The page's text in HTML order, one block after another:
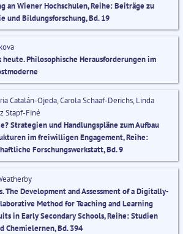
an Wiener Hochschulen, Reihe: Beiträge zu
und Bildungsforschung, Bd. 19
Philosophische Herausforderungen im
Catalán-Ojeda, Carola Schaaf-Derichs, Linda
Stapf-Finé
Strategien und Handlungspläne zum Aufbau
im freiwilligen Engagement, Reihe:
Forschungswerkstatt, Bd. 9
The Development and Assessment of a Digitally-
Method for Teaching and Learning
in Early Secondary Schools, Reihe: Studien
Chemielernen, Bd. 394